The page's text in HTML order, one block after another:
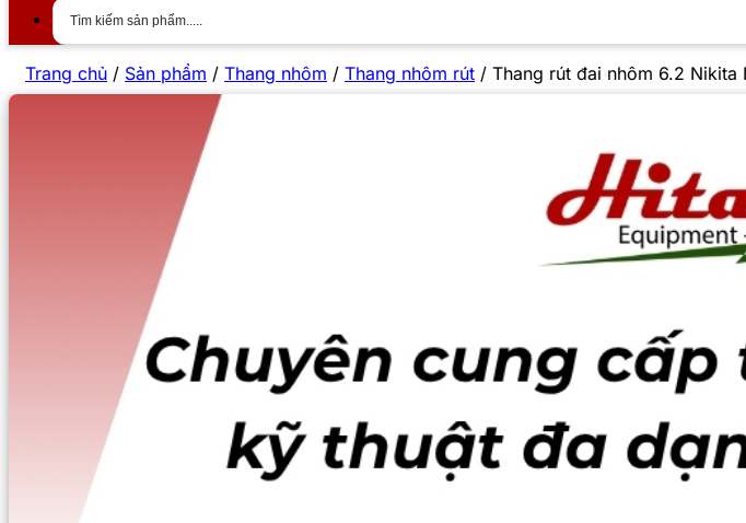
Trang chủ / Sản phẩm / Thang nhôm / Thang nhôm rút / Thang rút đai nhôm 6.2 Nikita